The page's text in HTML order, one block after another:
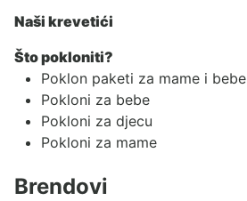
Naši krevetići
Što pokloniti?
Poklon paketi za mame i bebe
Pokloni za bebe
Pokloni za djecu
Pokloni za mame
Brendovi